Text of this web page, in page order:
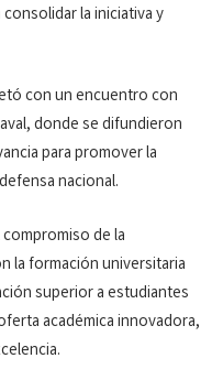
la iniciativa y
con un encuentro con
donde se difundieron
para promover la
nacional.
de la
la formación universitaria
superior a estudiantes
académica innovadora,